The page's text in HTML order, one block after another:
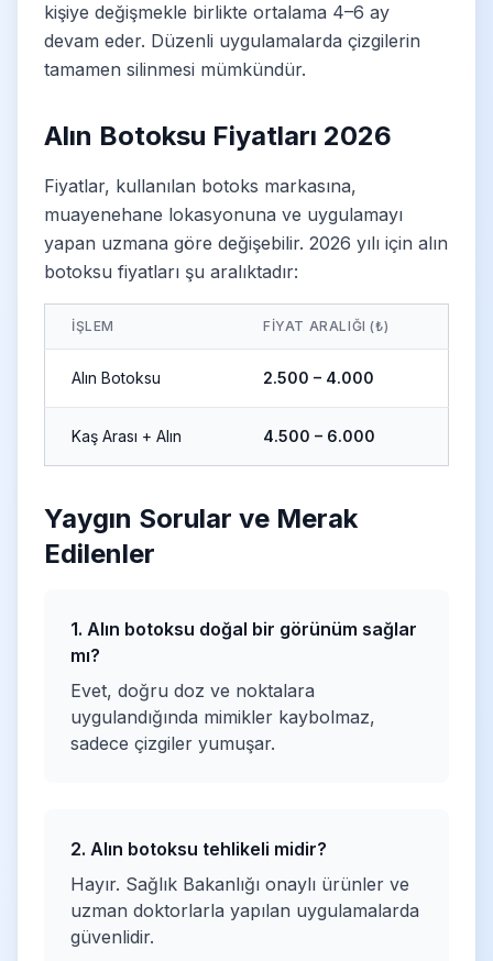
kişiye değişmekle birlikte ortalama 4–6 ay
devam eder. Düzenli uygulamalarda çizgilerin
tamamen silinmesi mümkündür.
Alın Botoksu Fiyatları 2026
Fiyatlar, kullanılan botoks markasına,
muayenehane lokasyonuna ve uygulamayı
yapan uzmana göre değişebilir. 2026 yılı için alın
botoksu fiyatları şu aralıktadır:
İŞLEM FIYAT ARALIĞI (₺)
Alın Botoksu 2.500 – 4.000
Kaş Arası + Alın 4.500 – 6.000
Yaygın Sorular ve Merak
Edilenler
1. Alın botoksu doğal bir görünüm sağlar
mı?
Evet, doğru doz ve noktalara
uygulandığında mimikler kaybolmaz,
sadece çizgiler yumuşar.
2. Alın botoksu tehlikeli midir?
Hayır. Sağlık Bakanlığı onaylı ürünler ve
uzman doktorlarla yapılan uygulamalarda
güvenlidir.